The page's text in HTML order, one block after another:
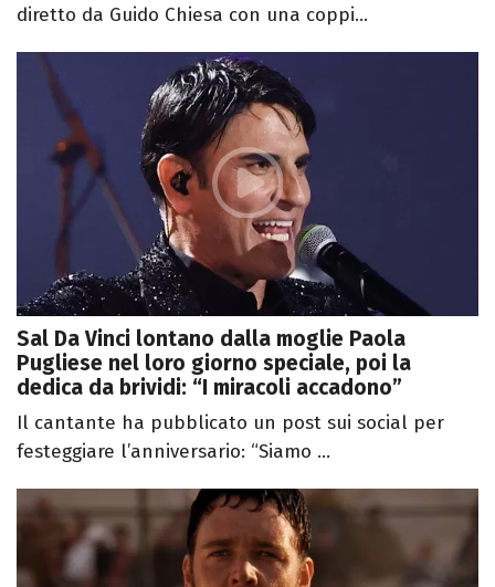
diretto da Guido Chiesa con una coppi...
Sal Da Vinci lontano dalla moglie Paola
Pugliese nel loro giorno speciale, poi la
dedica da brividi: “I miracoli accadono”
Il cantante ha pubblicato un post sui social per
festeggiare l’anniversario: “Siamo ...